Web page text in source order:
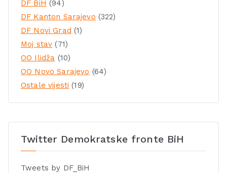
DF BiH (94)
DF Kanton Sarajevo (322)
DF Novi Grad (1)
Moj stav (71)
OO Ilidža (10)
OO Novo Sarajevo (64)
Ostale vijesti (19)
Twitter Demokratske fronte BiH
Tweets by DF_BiH